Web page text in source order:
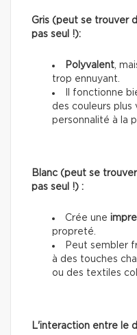
Gris (peut se trouver
pas seul !):
Polyvalent ,
trop ennuyant.
Il fonctionne
des couleurs plus
personnalité à la
Blanc (peut se
pas seul !) :
Crée une
propreté.
Peut sembler
à des touches
ou des textiles
L'interaction entre le